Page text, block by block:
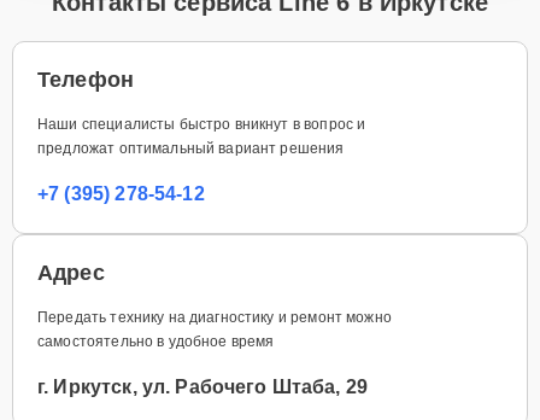
Телефон
Наши специалисты быстро вникнут в вопрос и
предложат оптимальный вариант решения
+7 (395) 278-54-12
Адрес
Передать технику на диагностику и ремонт можно
самостоятельно в удобное время
г. Иркутск, ул. Рабочего Штаба, 29